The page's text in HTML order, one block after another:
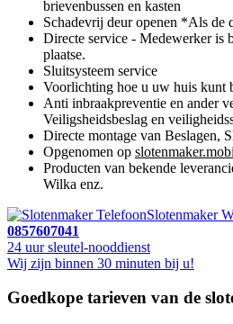
brievenbussen en kasten
Schadevrij deur openen *Als de
Directe service - Medewerker is
plaatse.
Sluitsysteem service
Voorlichting hoe u uw huis kunt
Anti inbraakpreventie en ander
Veiligsheidsbeslag en
Directe montage van Beslagen,
Opgenomen op
Producten van bekende
Wilka enz.
Slotenmaker
0857607041
24 uur sleutel-nooddienst
Wij zijn binnen 30 minuten bij u!
Goedkope tarieven van de